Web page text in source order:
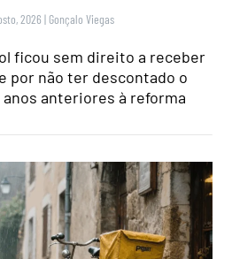
2026 | Gonçalo Viegas
ficou sem direito a receber
por não ter descontado o
anteriores à reforma